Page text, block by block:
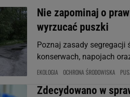
Nie zapominaj o
wyrzucać puszki
Poznaj zasady segregacji
konserwach, napojach
EKOLOGIA OCHRONA ŚRODOWISKA
Zdecydowano w